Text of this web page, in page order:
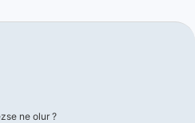
ne olur ?